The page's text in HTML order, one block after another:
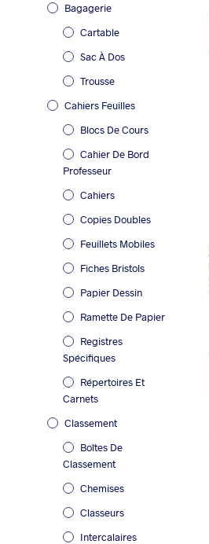
Bagagerie
Cartable
Sac À Dos
Trousse
Cahiers Feuilles
Blocs De Cours
Cahier De Bord
Professeur
Cahiers
Copies Doubles
Feuillets Mobiles
Fiches Bristols
Papier Dessin
Ramette De Papier
Registres
Spécifiques
Répertoires Et
Carnets
Classement
Boîtes De
Classement
Chemises
Classeurs
Intercalaires